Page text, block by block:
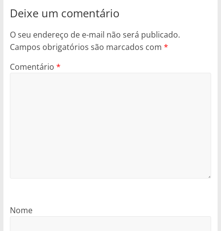
Deixe um comentário
O seu endereço de e-mail não será publicado.
Campos obrigatórios são marcados com *
Comentário *
Nome